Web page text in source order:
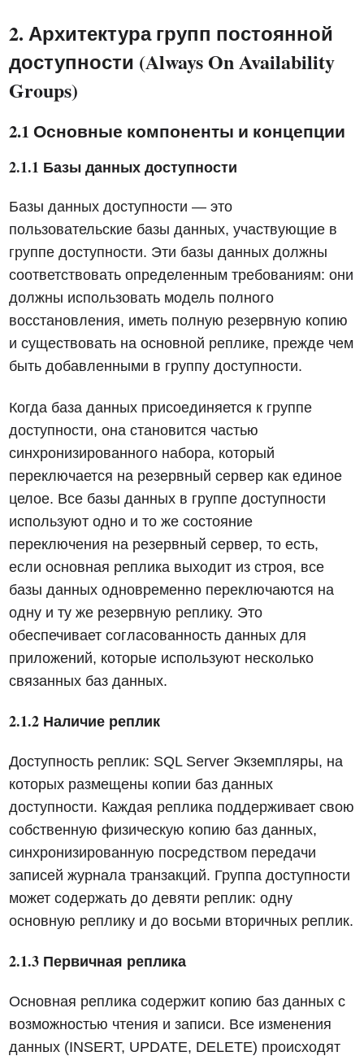
2. Архитектура групп постоянной
доступности (Always On Availability
Groups)
2.1 Основные компоненты и концепции
2.1.1 Базы данных доступности
Базы данных доступности — это
пользовательские базы данных, участвующие в
группе доступности. Эти базы данных должны
соответствовать определенным требованиям: они
должны использовать модель полного
восстановления, иметь полную резервную копию
и существовать на основной реплике, прежде чем
быть добавленными в группу доступности.
Когда база данных присоединяется к группе
доступности, она становится частью
синхронизированного набора, который
переключается на резервный сервер как единое
целое. Все базы данных в группе доступности
используют одно и то же состояние
переключения на резервный сервер, то есть,
если основная реплика выходит из строя, все
базы данных одновременно переключаются на
одну и ту же резервную реплику. Это
обеспечивает согласованность данных для
приложений, которые используют несколько
связанных баз данных.
2.1.2 Наличие реплик
Доступность реплик: SQL Server Экземпляры, на
которых размещены копии баз данных
доступности. Каждая реплика поддерживает свою
собственную физическую копию баз данных,
синхронизированную посредством передачи
записей журнала транзакций. Группа доступности
может содержать до девяти реплик: одну
основную реплику и до восьми вторичных реплик.
2.1.3 Первичная реплика
Основная реплика содержит копию баз данных с
возможностью чтения и записи. Все изменения
данных (INSERT, UPDATE, DELETE) происходят